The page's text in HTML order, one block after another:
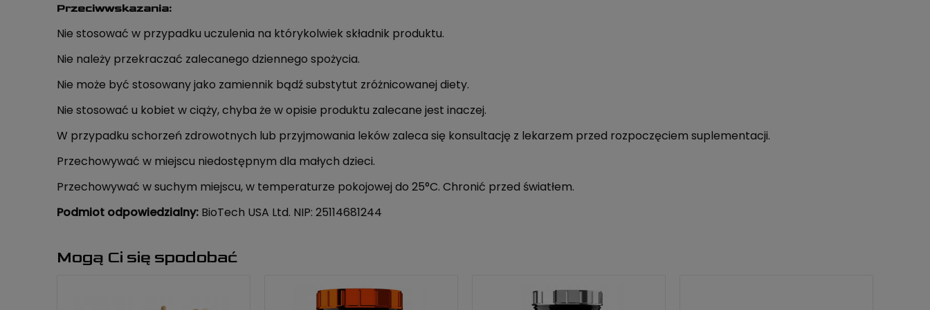
Przeciwwskazania:
Nie stosować w przypadku uczulenia na którykolwiek składnik produktu.
Nie należy przekraczać zalecanego dziennego spożycia.
Nie może być stosowany jako zamiennik bądź substytut zróżnicowanej diety.
Nie stosować u kobiet w ciąży, chyba że w opisie produktu zalecane jest inaczej.
W przypadku schorzeń zdrowotnych lub przyjmowania leków zaleca się konsultację z lekarzem przed rozpoczęciem suplementacji.
Przechowywać w miejscu niedostępnym dla małych dzieci.
Przechowywać w suchym miejscu, w temperaturze pokojowej do 25°C. Chronić przed światłem.
Podmiot odpowiedzialny: BioTech USA Ltd. NIP: 25114681244
Mogą Ci się spodobać